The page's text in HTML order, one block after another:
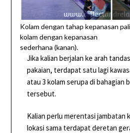
Kolam dengan tahap kepanasan
kolam dengan kepanasan
sederhana (kanan).
Jika kalian berjalan ke arah
pakaian, terdapat satu lagi
atau 3 kolam serupa di bahagian
tersebut.
Kalian perlu merentasi jambatan
lokasi sama terdapat deretan